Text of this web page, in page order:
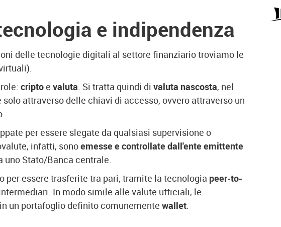
e indipendenza
delle tecnologie digitali al settore finanziario troviamo le
cripto e valuta. Si tratta quindi di valuta nascosta, nel
attraverso delle chiavi di accesso, ovvero attraverso un
per essere slegate da qualsiasi supervisione o
infatti, sonoemesse e controllate dall'ente emittente
uno Stato/Banca centrale.
per essere trasferite tra pari, tramite la tecnologia peer-to-
In modo simile alle valute ufficiali, le
un portafoglio definito comunemente wallet.